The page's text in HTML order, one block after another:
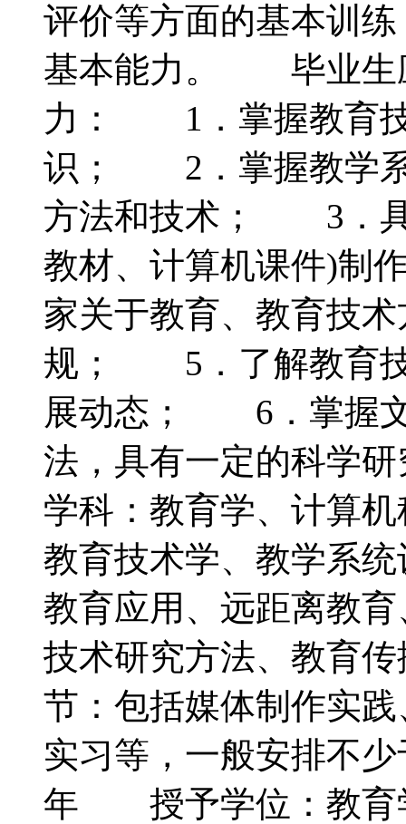
评价等方面的基本训
基本能力。 毕业生
力： 1．掌握教育技
识； 2．掌握教学系
方法和技术； 3．具
教材、计算机课件)
家关于教育、教育技
规； 5．了解教育技
展动态； 6．掌握文
法，具有一定的科学
学科：教育学、计算
教育技术学、教学系
教育应用、远距离教
技术研究方法、教育
节：包括媒体制作实
实习等，一般安排不
年 授予学位：教育